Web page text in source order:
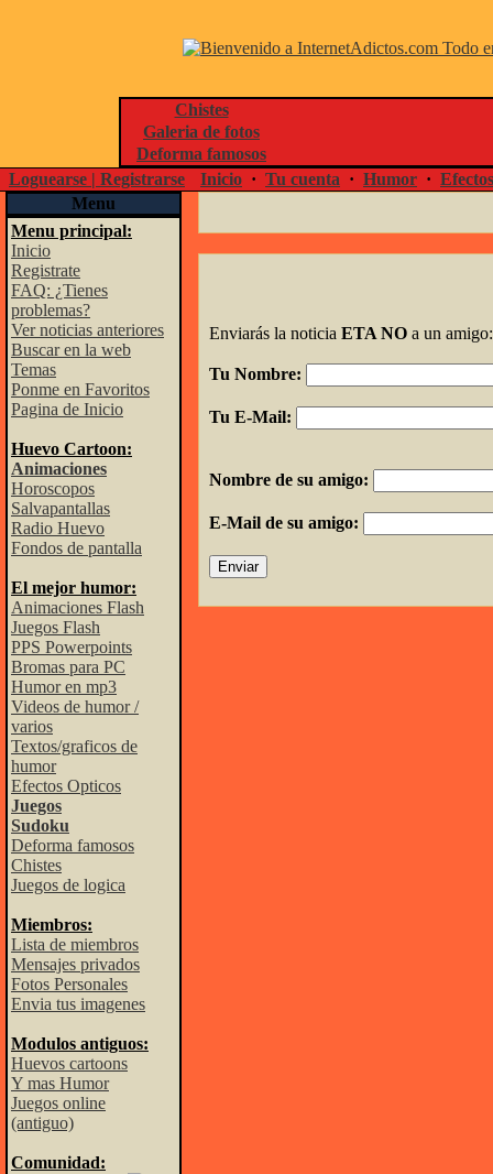
Chistes
Galeria de fotos
Deforma famosos
Loguearse | Registrarse
Inicio · Tu cuenta · Humor ·
Menu
Menu principal:
Inicio
Registrate
FAQ: ¿Tienes
problemas?
Ver noticias anteriores
Buscar en la web
Temas
Ponme en Favoritos
Pagina de Inicio
Huevo Cartoon:
Animaciones
Horoscopos
Salvapantallas
Radio Huevo
Fondos de pantalla
El mejor humor:
Animaciones Flash
Juegos Flash
PPS Powerpoints
Bromas para PC
Humor en mp3
Videos de humor /
varios
Textos/graficos de
humor
Efectos Opticos
Juegos
Sudoku
Deforma famosos
Chistes
Juegos de logica
Miembros:
Lista de miembros
Mensajes privados
Fotos Personales
Envia tus imagenes
Modulos antiguos:
Huevos cartoons
Y mas Humor
Juegos online
(antiguo)
Comunidad:
Enviarás la noticia ETA NO a un amigo:
Tu Nombre:
Tu E-Mail:
Nombre de su amigo:
E-Mail de su amigo: